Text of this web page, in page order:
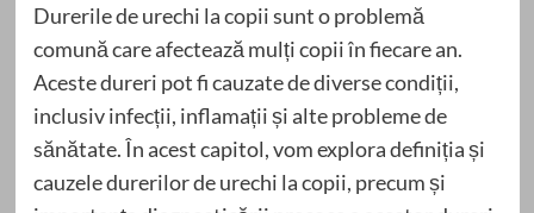
Durerile de urechi la copii sunt o problemă
comună care afectează mulți copii în fiecare an.
Aceste dureri pot fi cauzate de diverse condiții,
inclusiv infecții, inflamații și alte probleme de
sănătate. În acest capitol, vom explora definiția și
cauzele durerilor de urechi la copii, precum și